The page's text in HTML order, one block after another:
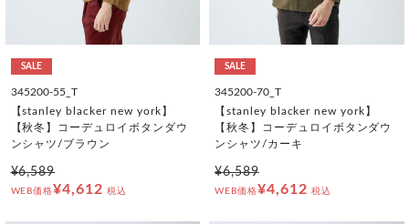
SALE
345200-55_T
【stanley blacker new york】
【秋冬】コーデュロイボタンダウ
ンシャツ/ブラウン
¥6,589
WEB価格¥4,612 税込
SALE
345200-70_T
【stanley blacker new york】
【秋冬】コーデュロイボタンダウ
ンシャツ/カーキ
¥6,589
WEB価格¥4,612 税込